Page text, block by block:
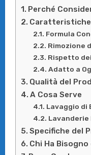
Perché
Caratteristiche
Formula
Rimozione
Rispetto
Adatto a
Qualità del
A Cosa Serve
Lavaggio di
Lavanderie
Specifiche del
Chi Ha